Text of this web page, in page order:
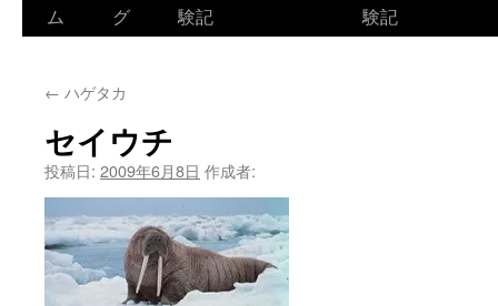
ン
ツ
へ
ス
キ
ム
グ
験記
験記
← ハゲタカ
セイウチ
投稿日: 2009年6月8日 作成者: